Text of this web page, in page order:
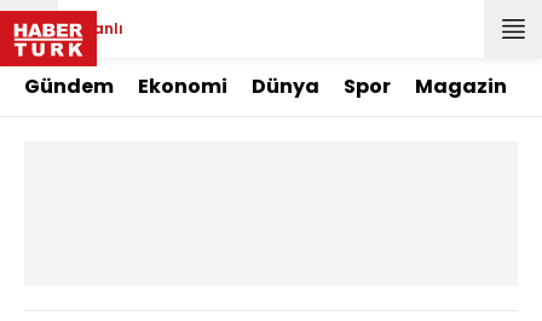
Canlı
Gündem Ekonomi Dünya Spor Magazin